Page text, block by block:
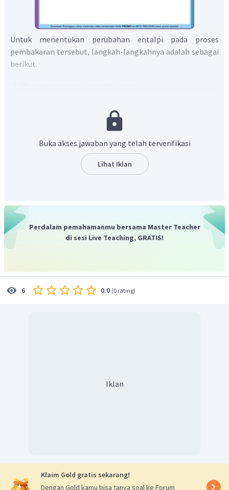
Untuk menentukan perubahan entalpi pada proses
pembakaran tersebut, langkah-langkahnya adalah sebagai
berikut.
Menentukan perubahan entalpi
Nilai perubahan entalpi yang dinyatakan adalah
Jadi, jawaban yang tepat adalah E.
Buka akses jawaban yang telah terverifikasi
Lihat Iklan
Perdalam pemahamanmu bersama Master Teacher
di sesi Live Teaching, GRATIS!
6 0.0 (0 rating)
Iklan
Klaim Gold gratis sekarang!
Dengan Gold kamu bisa tanya soal ke Forum